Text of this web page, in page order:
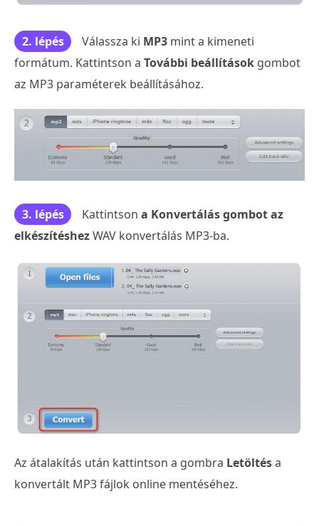
2. lépés Válassza ki MP3 mint a kimeneti
formátum. Kattintson a További beállítások gombot
az MP3 paraméterek beállításához.
3. lépés Kattintson a Konvertálás gombot az
elkészítéshezWAV konvertálás MP3-ba.
Az átalakítás után kattintson a gombra Letöltésa
konvertált MP3 fájlok online mentéséhez.